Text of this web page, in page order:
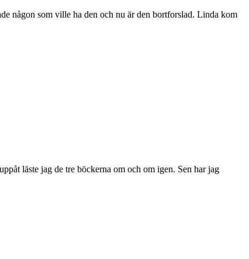
någon som ville ha den och nu är den bortforslad. Linda kom
läste jag de tre böckerna om och om igen. Sen har jag